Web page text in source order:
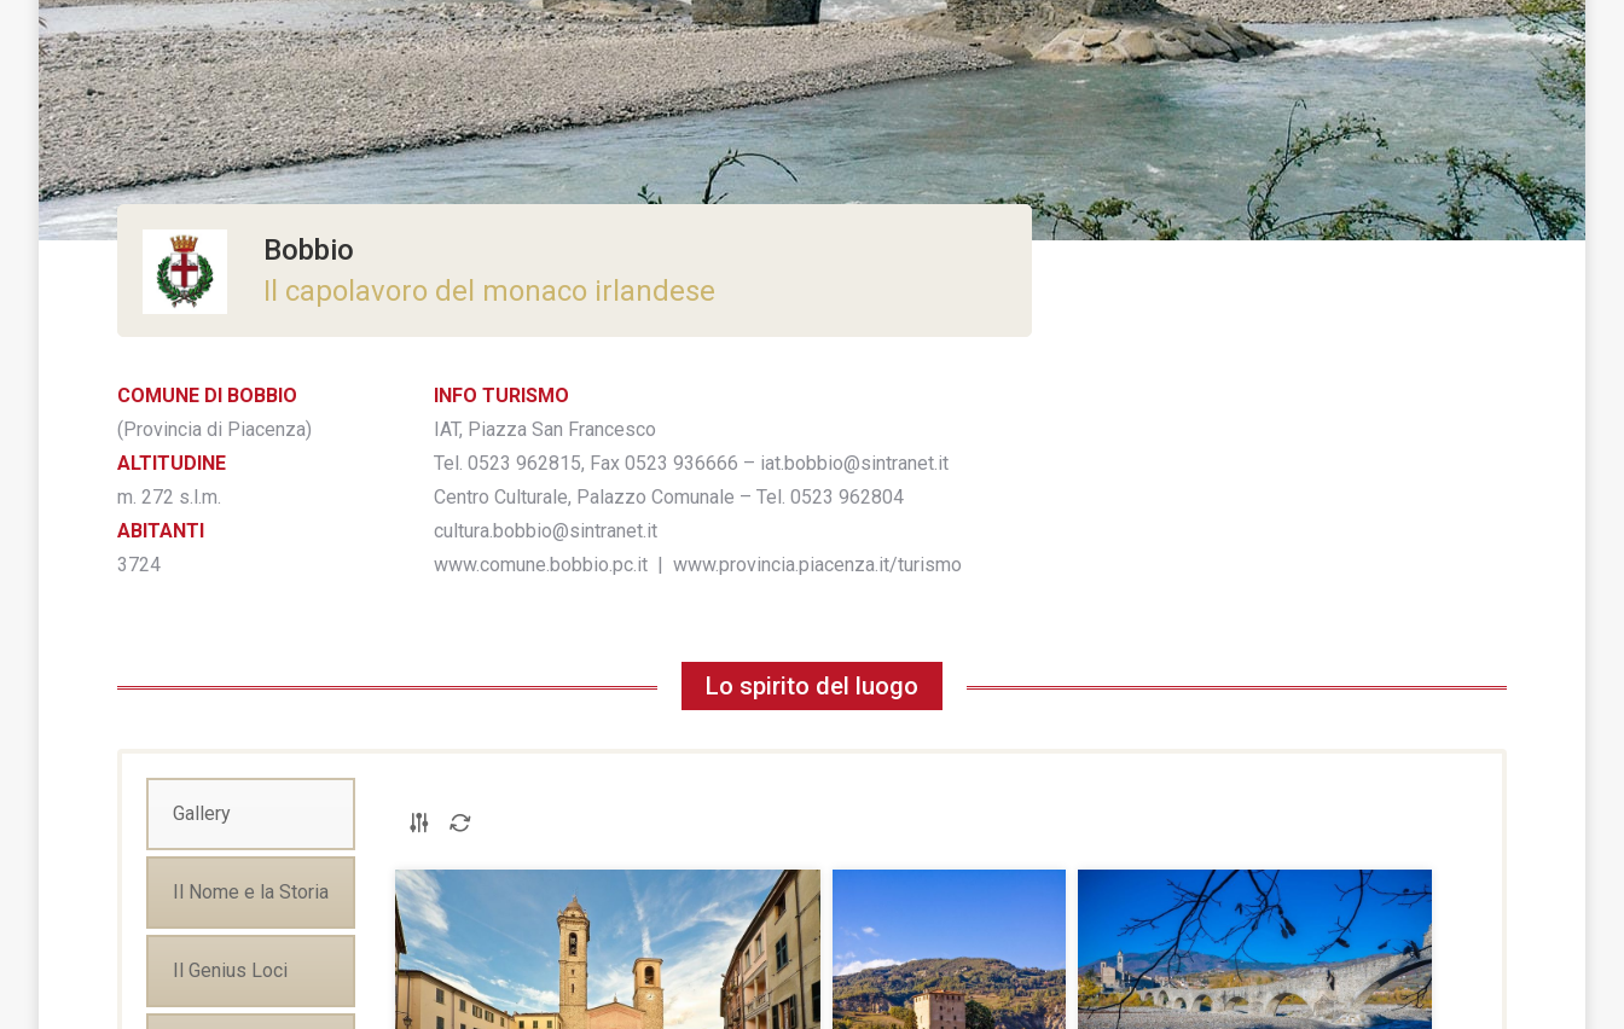
Bobbio
Il capolavoro del monaco irlandese
COMUNE DI BOBBIO
(Provincia di Piacenza)
ALTITUDINE
m. 272 s.l.m.
ABITANTI
3724
INFO TURISMO
IAT, Piazza San Francesco
Tel. 0523 962815, Fax 0523 936666 – iat.bobbio@sintranet.it
Centro Culturale, Palazzo Comunale – Tel. 0523 962804
cultura.bobbio@sintranet.it
www.comune.bobbio.pc.it | www.provincia.piacenza.it/turismo
Lo spirito del luogo
Gallery
Il Nome e la Storia
Il Genius Loci